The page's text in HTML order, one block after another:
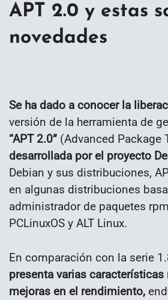
APT 2.0 y estas
novedades
Se ha dado a conocer la
versión de la herramienta de
“APT 2.0” (Advanced Package
desarrollada por el proyecto
Debian y sus distribuciones,
en algunas distribuciones
administrador de paquetes
PCLinuxOS y ALT Linux.
En comparación con la serie
presenta varias características
mejoras en el rendimiento,